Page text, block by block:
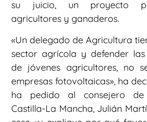
su juicio, un proyecto
agricultores y ganaderos.
«Un delegado de Agricultura
sector agrícola y defender las
de jóvenes agricultores, no
empresas fotovoltaicas», ha
ha pedido al consejero
Castilla-La Mancha, Julián